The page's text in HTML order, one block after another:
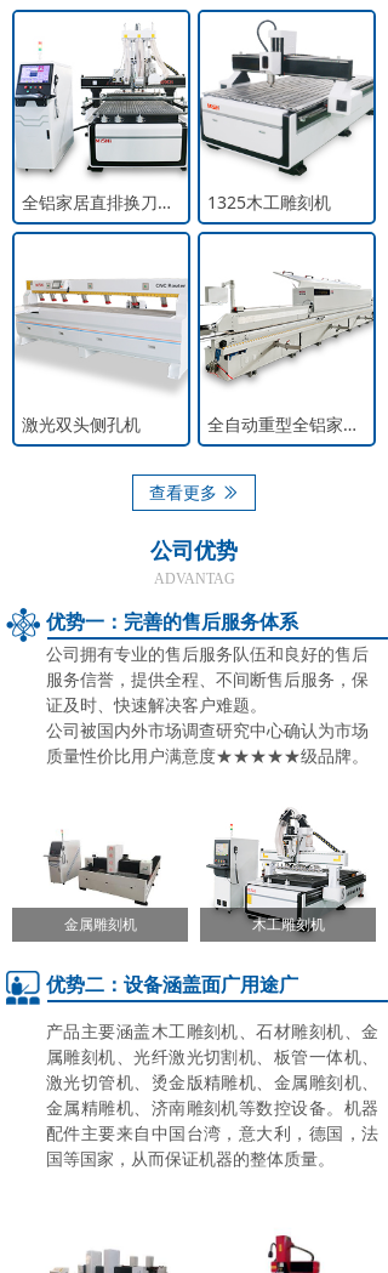
优势一：完善的售后服务体系
公司拥有专业的售后服务队伍和良好的售后
服务信誉，提供全程、不间断售后服务，保
证及时、快速解决客户难题。
公司被国内外市场调查研究中心确认为市场
质量性价比用户满意度★★★★★级品牌。
公司优势
ADVANTAG
优势二：设备涵盖面广用途广
产品主要涵盖木工雕刻机、石材雕刻机、金
属雕刻机、光纤激光切割机、板管一体机、
激光切管机、烫金版精雕机、金属雕刻机、
金属精雕机、济南雕刻机等数控设备。机器
配件主要来自中国台湾，意大利，德国，法
国等国家，从而保证机器的整体质量。
金属雕刻机 木工雕刻机
全铝家居直排换刀数控开料机 1325木工雕刻机
激光双头侧孔机 全自动重型全铝家居履带封边机
查看更多 ꅀ